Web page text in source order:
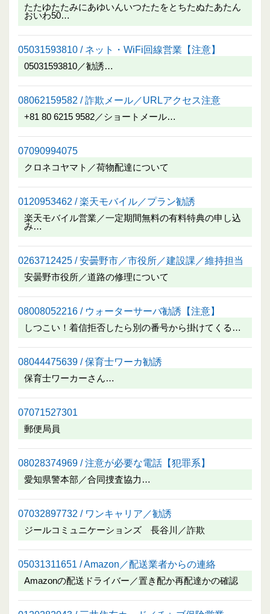
たたゆたたみにあゆいんいつたたをとちたぬたあたん
おいわ50…
05031593810 / ネット・WiFi回線営業【注意】
05031593810／勧誘…
08062159582 / 詐欺メール／URLアクセス注意
+81 80 6215 9582／ショートメール…
07090994075
クロネコヤマト／荷物配達について
0120953462 / 楽天モバイル／プラン勧誘
楽天モバイル営業／一定期間無料の有料特典の申し込
み…
0263712425 / 安曇野市／市役所／建設課／維持担当
安曇野市役所／道路の修理について
08008052216 / ウォーターサーバ勧誘【注意】
しつこい！着信拒否したら別の番号から掛けてくる…
08044475639 / 保育士ワーカ勧誘
保育士ワーカーさん…
07071527301
郵便局員
08028374969 / 注意が必要な電話【犯罪系】
愛知県警本部／合同捜査協力…
07032897732 / ワンキャリア／勧誘
ジールコミュニケーションズ 長谷川／詐欺
05031311651 / Amazon／配送業者からの連絡
Amazonの配送ドライバー／置き配か再配達かの確認